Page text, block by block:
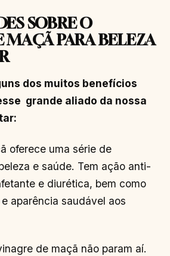
SOBRE O
MAÇÃ PARA BELEZA
dos muitos benefícios
grande aliado da nossa
oferece uma série de
e saúde. Tem ação anti-
e diurética, bem como
aparência saudável aos
de maçã não param aí.